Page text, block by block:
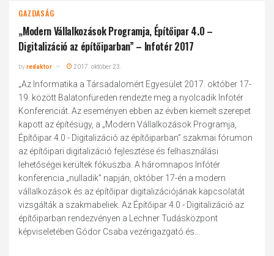
GAZDASÁG
„Modern Vállalkozások Programja, Építőipar 4.0 –
Digitalizáció az építőiparban” – Infotér 2017
byredaktor 2017. október 23.
„Az Informatika a Társadalomért Egyesület 2017. október 17-
19. között Balatonfüreden rendezte meg a nyolcadik Infotér
Konferenciát. Az eseményen ebben az évben kiemelt szerepet
kapott az építésügy, a „Modern Vállalkozások Programja,
Építőipar 4.0 - Digitalizáció az építőiparban” szakmai fórumon
az építőipari digitalizáció fejlesztése és felhasználási
lehetőségei kerültek fókuszba. A háromnapos Infótér
konferencia „nulladik” napján, október 17-én a modern
vállalkozások és az építőipar digitalizációjának kapcsolatát
vizsgálták a szakmabeliek. Az Építőipar 4.0 - Digitalizáció az
építőiparban rendezvényen a Lechner Tudásközpont
képviseletében Gódor Csaba vezérigazgató és...